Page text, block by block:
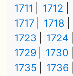
1711
1712
1717
1718
1723
1724
1729
1730
1735
1736